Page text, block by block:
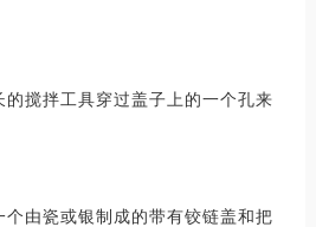
搅拌工具穿过盖子上的一个孔来
由瓷或银制成的带有铰链盖和把